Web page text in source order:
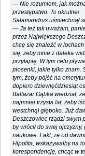
— Nie rozumiem, jak
przestępstwo. To okrutne!
Salamandrus uśmiechnął
— Ja też tak uważam,
przez Największego
chcę się znaleźć w
się, żeby mnie z daleka
przyłapię. W tym celu
piosenki, jakie tylko znam.
tym, żeby pójść na
dopiero dziewięćdziesiąt
Baltazar Gąbka wiedział,
najmniej trzysta lat, żeby
westchnął głęboko. Już
Deszczowiec rządzi swym
by wrócił do swej
naukowe. Fakt, że od
Hipolita, wskazywałby na
korespondencję, chcąc w